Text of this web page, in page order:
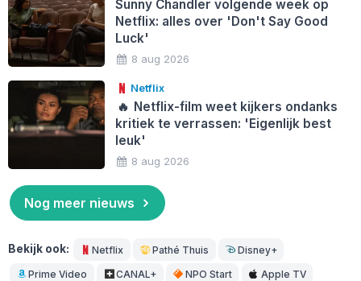
Sunny Chandler volgende week op
Netflix: alles over 'Don't Say Good
Luck'
8 aug 2026
Netflix
🔥 Netflix-film weet kijkers ondanks
kritiek te verrassen: 'Eigenlijk best
leuk'
8 aug 2026
Nog meer nieuws
Bekijk ook: Netflix Pathé Thuis Disney+
Prime Video CANAL+ NPO Start Apple TV